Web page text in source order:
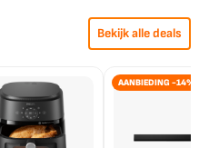
Bekijk alle deals
AANBIEDING -14%